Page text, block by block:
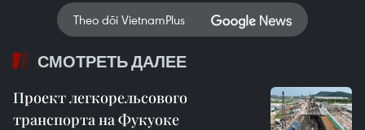
Theo dõi VietnamPlus
СМОТРЕТЬ ДАЛЕЕ
Проект легкорельсового
транспорта на Фукуоке